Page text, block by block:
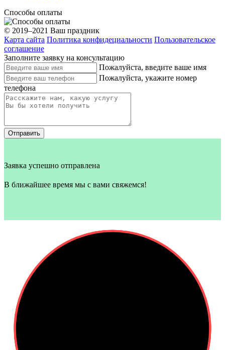
Способы оплаты
© 2019–2021 Ваш праздник
Карта сайта Политика конфидециальности Пользовательское
соглашение
Заполните заявку на консультацию
Пожалуйста, введите ваше имя
Пожалуйста, укажите номер
телефона
Отправить
Заявка успешно отправлена
В ближайшее время мы с вами свяжемся!